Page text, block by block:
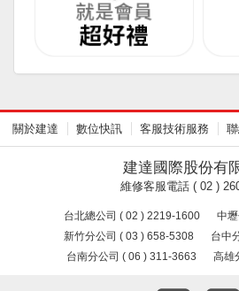
關於建達 數位快訊 客服技術服務
建達國際股份有
維修客服電話 ( 02 )
台北總公司 ( 02 ) 2219-1600
中
新竹分公司 ( 03 ) 658-5308
台中
台南分公司 ( 06 ) 311-3663
高雄